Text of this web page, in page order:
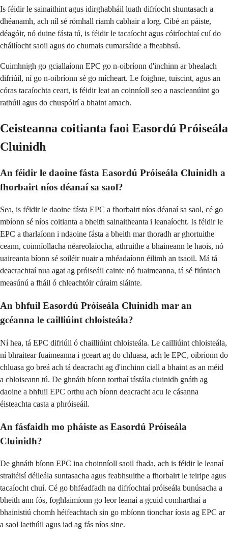
Is féidir le sainaithint agus idirghabháil luath difríocht shuntasach a
dhéanamh, ach níl sé rómhall riamh cabhair a lorg. Cibé an páiste,
déagóir, nó duine fásta tú, is féidir le tacaíocht agus cóiríochtaí cuí do
cháilíocht saoil agus do chumais cumarsáide a fheabhsú.
Cuimhnigh go gciallaíonn EPC go n-oibríonn d'inchinn ar bhealach
difriúil, ní go n-oibríonn sé go mícheart. Le foighne, tuiscint, agus an
córas tacaíochta ceart, is féidir leat an coinníoll seo a nascleanúint go
rathúil agus do chuspóirí a bhaint amach.
Ceisteanna coitianta faoi Easordú Próiseála
Cluinidh
An féidir le daoine fásta Easordú Próiseála Cluinidh a
fhorbairt níos déanaí sa saol?
Sea, is féidir le daoine fásta EPC a fhorbairt níos déanaí sa saol, cé go
mbíonn sé níos coitianta a bheith sainaitheanta i leanaíocht. Is féidir le
EPC a tharlaíonn i ndaoine fásta a bheith mar thoradh ar ghortuithe
ceann, coinníollacha néareolaíocha, athruithe a bhaineann le haois, nó
uaireanta bíonn sé soiléir nuair a mhéadaíonn éilimh an tsaoil. Má tá
deacrachtaí nua agat ag próiseáil cainte nó fuaimeanna, tá sé fiúntach
measúnú a fháil ó chleachtóir cúraim sláinte.
An bhfuil Easordú Próiseála Cluinidh mar an
gcéanna le cailliúint chloisteála?
Ní hea, tá EPC difriúil ó chailliúint chloisteála. Le cailliúint chloisteála,
ní bhraitear fuaimeanna i gceart ag do chluasa, ach le EPC, oibríonn do
chluasa go breá ach tá deacracht ag d'inchinn ciall a bhaint as an méid
a chloiseann tú. De ghnáth bíonn torthaí tástála cluinidh gnáth ag
daoine a bhfuil EPC orthu ach bíonn deacracht acu le cásanna
éisteachta casta a phróiseáil.
An fásfaidh mo pháiste as Easordú Próiseála
Cluinidh?
De ghnáth bíonn EPC ina choinníoll saoil fhada, ach is féidir le leanaí
straitéisí déileála suntasacha agus feabhsuithe a fhorbairt le teiripe agus
tacaíocht chuí. Cé go bhféadfadh na difríochtaí próiseála bunúsacha a
bheith ann fós, foghlaimíonn go leor leanaí a gcuid comharthaí a
bhainistiú chomh héifeachtach sin go mbíonn tionchar íosta ag EPC ar
a saol laethúil agus iad ag fás níos sine.